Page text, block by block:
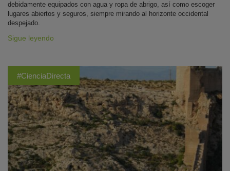
debidamente equipados con agua y ropa de abrigo, así como escoger
lugares abiertos y seguros, siempre mirando al horizonte occidental
despejado.
Sigue leyendo
#CienciaDirecta